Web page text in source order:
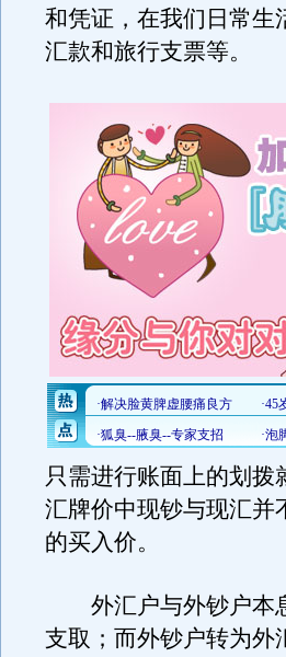
和凭证，在我们日常生
汇款和旅行支票等。
只需进行账面上的划
汇牌价中现钞与现汇并
的买入价。
外汇户与外钞户本
支取；而外钞户转为外